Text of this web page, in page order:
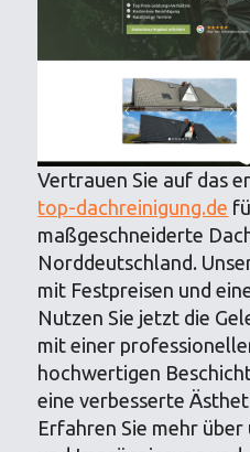
Vertrauen Sie auf das
top-dachreinigung.de
maßgeschneiderte
Norddeutschland.
mit Festpreisen und
Nutzen Sie jetzt die
mit einer
hochwertigen
eine verbesserte
Erfahren Sie mehr